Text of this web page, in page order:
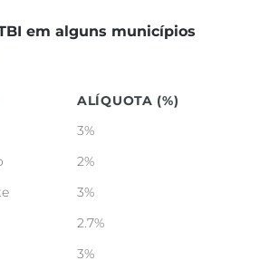
em alguns municípios
ALÍQUOTA (%)
3%
2%
3%
2.7%
3%